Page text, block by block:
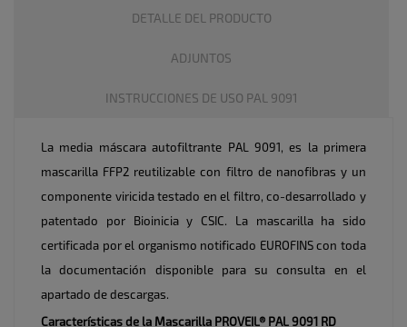
DETALLE DEL PRODUCTO
ADJUNTOS
INSTRUCCIONES DE USO PAL 9091
La media máscara autofiltrante PAL 9091, es la primera
mascarilla FFP2 reutilizable con filtro de nanofibras y un
componente viricida testado en el filtro, co-desarrollado y
patentado por Bioinicia y CSIC. La mascarilla ha sido
certificada por el organismo notificado EUROFINS con toda
la documentación disponible para su consulta en el
apartado de descargas.
Características de la Mascarilla PROVEIL® PAL 9091 RD